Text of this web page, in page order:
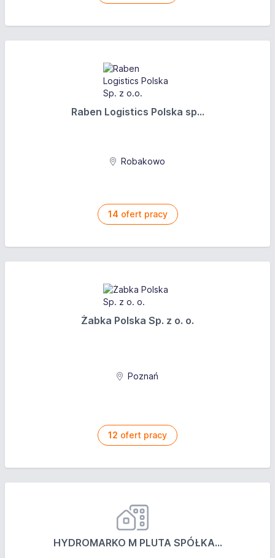
Raben Logistics Polska sp...
Robakowo
14 ofert pracy
Żabka Polska Sp. z o. o.
Poznań
12 ofert pracy
HYDROMARKO M PLUTA SPÓŁKA...